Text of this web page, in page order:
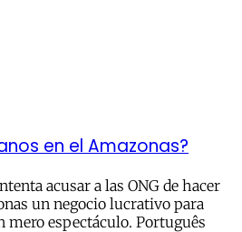
en el Amazonas?
acusar a las ONG de hacer
un negocio lucrativo para
espectáculo. Português